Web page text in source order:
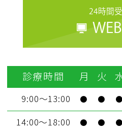
24時間
診療時間 月 火
9:00～13:00 ● ● ●
14:00～18:00 ● ● ●